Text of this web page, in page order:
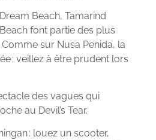
Beach, Tamarind
font partie des plus
Comme sur Nusa Penida, la
: veillez à être prudent lors
des vagues qui
au Devil’s Tear.
: louez un scooter,